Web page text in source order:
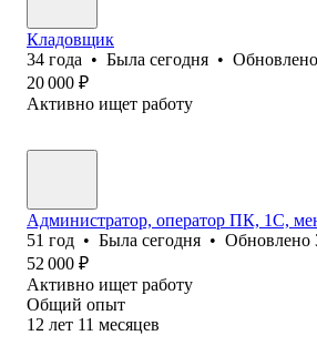
Кладовщик
34 года • Была сегодня • Обновлено
20 000 ₽
Активно ищет работу
Администратор, оператор ПК, 1С,
51 год • Была сегодня • Обновлено
52 000 ₽
Активно ищет работу
Общий опыт
12 лет 11 месяцев